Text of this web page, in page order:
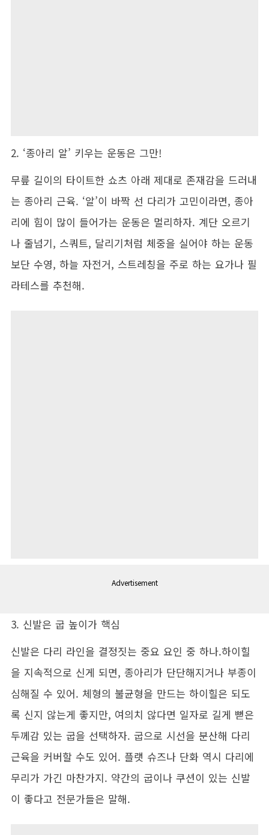
2. ‘종아리 알’ 키우는 운동은 그만!
무릎 길이의 타이트한 쇼츠 아래 제대로 존재감을 드러내
는 종아리 근육. ‘알’이 바짝 선 다리가 고민이라면, 종아
리에 힘이 많이 들어가는 운동은 멀리하자. 계단 오르기
나 줄넘기, 스쿼트, 달리기처럼 체중을 실어야 하는 운동
보단 수영, 하늘 자전거, 스트레칭을 주로 하는 요가나 필
라테스를 추천해.
Advertisement
3. 신발은 굽 높이가 핵심
신발은 다리 라인을 결정짓는 중요 요인 중 하나.하이힐
을 지속적으로 신게 되면, 종아리가 단단해지거나 부종이
심해질 수 있어. 체형의 불균형을 만드는 하이힐은 되도
록 신지 않는게 좋지만, 여의치 않다면 일자로 길게 뻗은
두께감 있는 굽을 선택하자. 굽으로 시선을 분산해 다리
근육을 커버할 수도 있어. 플랫 슈즈나 단화 역시 다리에
무리가 가긴 마찬가지. 약간의 굽이나 쿠션이 있는 신발
이 좋다고 전문가들은 말해.